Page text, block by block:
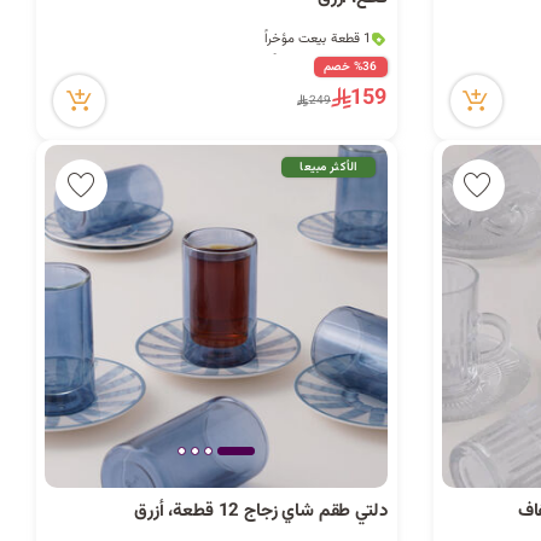
ت
ا
ل
ب
24 مشاهدة مؤخراً
1 قطعة بيعت مؤخراً
24 مشاهدة مؤخراً
%36 خصم
159
249
الأكثر مبيعا
دلتي طقم شاي زجاج 12 قطعة، أزرق